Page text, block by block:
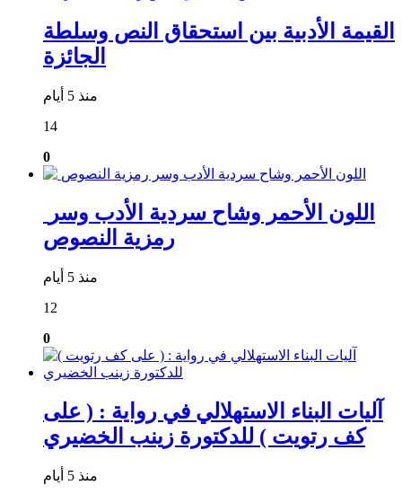
القيمة الأدبية بين استحقاق النص وسلطة
الجائزة
منذ 5 أيام
14
0
رمزية النصوص
منذ 5 أيام
12
0
آليات البناء الاستهلالي في رواية : ( على
كف رتويت ) للدكتورة زينب الخضيري
منذ 5 أيام